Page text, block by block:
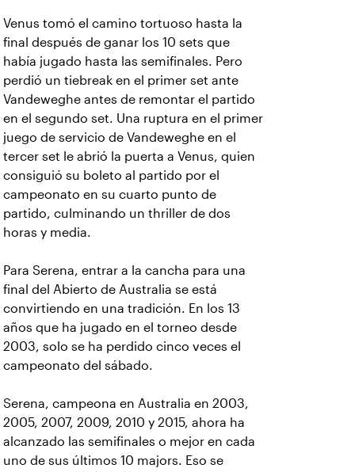
Venus tomó el camino tortuoso hasta la
final después de ganar los 10 sets que
había jugado hasta las semifinales. Pero
perdió un tiebreak en el primer set ante
Vandeweghe antes de remontar el partido
en el segundo set. Una ruptura en el primer
juego de servicio de Vandeweghe en el
tercer set le abrió la puerta a Venus, quien
consiguió su boleto al partido por el
campeonato en su cuarto punto de
partido, culminando un thriller de dos
horas y media.
Para Serena, entrar a la cancha para una
final del Abierto de Australia se está
convirtiendo en una tradición. En los 13
años que ha jugado en el torneo desde
2003, solo se ha perdido cinco veces el
campeonato del sábado.
Serena, campeona en Australia en 2003,
2005, 2007, 2009, 2010 y 2015, ahora ha
alcanzado las semifinales o mejor en cada
uno de sus últimos 10 majors. Eso se